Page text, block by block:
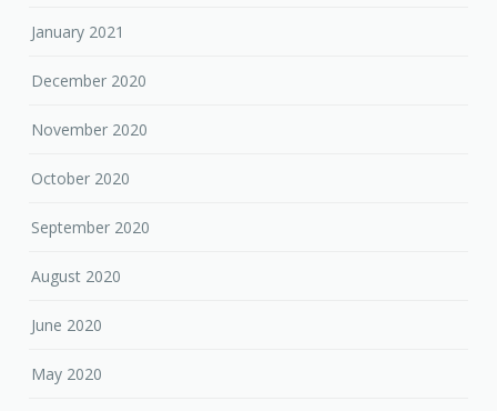
January 2021
December 2020
November 2020
October 2020
September 2020
August 2020
June 2020
May 2020